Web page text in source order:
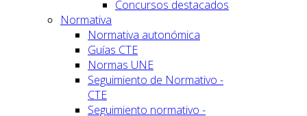
Concursos destacados
Normativa
Normativa autonómica
Guías CTE
Normas UNE
Seguimiento de Normativo -
CTE
Seguimiento normativo -